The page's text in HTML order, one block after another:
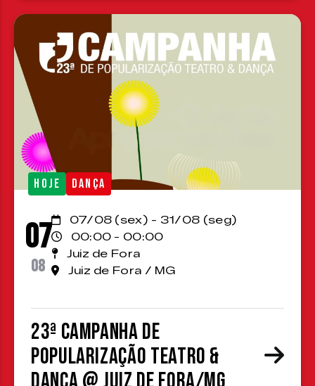
HOJE DANÇA
07
08
07/08 (sex) - 31/08 (seg)
00:00 - 00:00
Juiz de Fora
Juiz de Fora / MG
23ª Campanha de
Popularização Teatro &